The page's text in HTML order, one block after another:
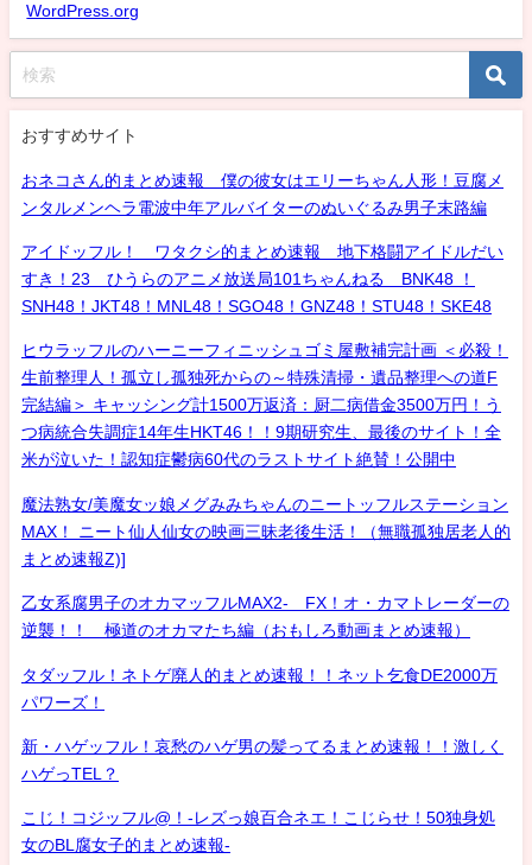
WordPress.org
おすすめサイト
おネコさん的まとめ速報 僕の彼女はエリーちゃん人形！豆腐メ
ンタルメンヘラ電波中年アルバイターのぬいぐるみ男子末路編
アイドッフル！ ワタクシ的まとめ速報 地下格闘アイドルだい
すき！23 ひうらのアニメ放送局101ちゃんねる BNK48 ！
SNH48！JKT48！MNL48！SGO48！GNZ48！STU48！SKE48
ヒウラッフルのハーニーフィニッシュゴミ屋敷補完計画 ＜必殺！
生前整理人！孤立し孤独死からの～特殊清掃・遺品整理への道F
完結編＞ キャッシング計1500万返済：厨二病借金3500万円！う
つ病統合失調症14年生HKT46！！9期研究生、最後のサイト！全
米が泣いた！認知症鬱病60代のラストサイト絶賛！公開中
魔法熟女/美魔女ッ娘メグみみちゃんのニートッフルステーション
MAX！ ニート仙人仙女の映画三昧老後生活！（無職孤独居老人的
まとめ速報Z)]
乙女系腐男子のオカマッフルMAX2- FX！オ・カマトレーダーの
逆襲！！ 極道のオカマたち編（おもしろ動画まとめ速報）
タダッフル！ネトゲ廃人的まとめ速報！！ネット乞食DE2000万
パワーズ！
新・ハゲッフル！哀愁のハゲ男の髪ってるまとめ速報！！激しく
ハゲっTEL？
こじ！コジッフル@！-レズっ娘百合ネエ！こじらせ！50独身処
女のBL腐女子的まとめ速報-